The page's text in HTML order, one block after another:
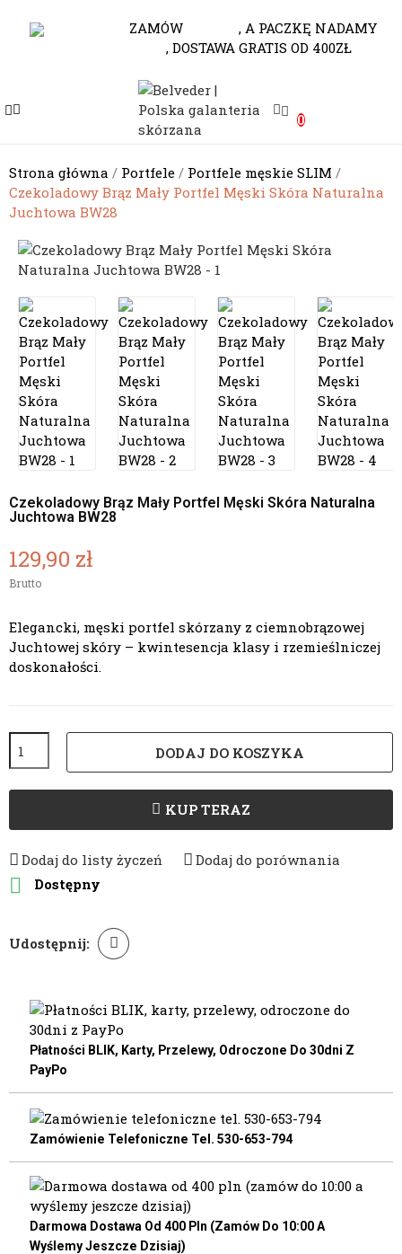
ZAMÓW
, A PACZKĘ NADAMY
, DOSTAWA GRATIS OD 400ZŁ
0
Strona główna Portfele
Portfele męskie SLIM
Czekoladowy Brąz Mały Portfel Męski Skóra Naturalna
Juchtowa BW28
Czekoladowy Brąz Mały Portfel Męski Skóra Naturalna
Juchtowa BW28
129,90 zł
Brutto
Elegancki, męski portfel skórzany z ciemnobrązowej
Juchtowej skóry – kwintesencja klasy i rzemieślniczej
doskonałości.
DODAJ DO KOSZYKA
KUP TERAZ
Dodaj do listy życzeń Dodaj do porównania
 Dostępny
Udostępnij:
Płatności BLIK, Karty, Przelewy, Odroczone Do 30dni Z
PayPo
Zamówienie Telefoniczne Tel. 530-653-794
Darmowa Dostawa Od 400 Pln (zamów Do 10:00 A
Wyślemy Jeszcze Dzisiaj)